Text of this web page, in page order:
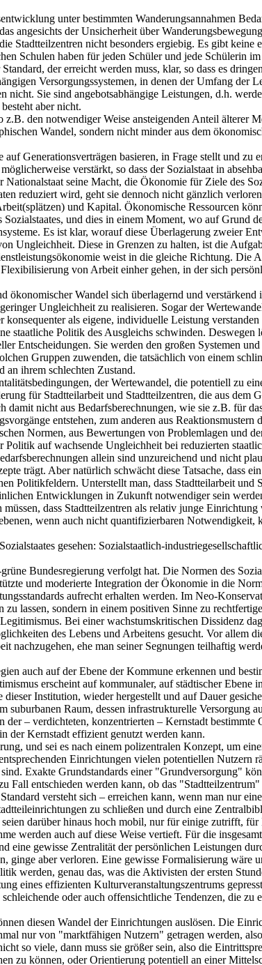
unter bestimmten Wanderungsannahmen
angesichts der Unsicherheit über
Stadtteilzentren nicht besonders ergiebig. Es gibt keine
Schulen haben für jeden Schüler und jede Schülerin
der erreicht werden muss, klar, so dass es
Versorgungssystemen, in denen der Umfang der
Sie sind angebotsabhängige Leistungen, d.h.
aber nicht.
den notwendiger Weise ansteigenden Anteil älterer
Wandel, sondern nicht minder aus dem
Generationsverträgen basieren, in Frage stellt und zu
verstärkt, so dass der Sozialstaat in
seine Macht, die Ökonomie für Ziele des
reduziert wird, geht sie dennoch nicht gänzlich
und Kapital. Ökonomische Ressourcen
und dies in einem Moment, wo auf Grund
Es ist klar, worauf diese Überlagerung zweier
Ungleichheit. Diese in Grenzen zu halten, ist die
weist in die gleiche Richtung. Die
von Arbeit einher gehen, in der sich
ökonomischer Wandel sich überlagernd und
Ungleichheit zu realisieren. Sogar der
als eigene, individuelle Leistung
staatliche Politik des Ausgleichs schwinden.
Entscheidungen. Sie werden den großen Systemen
Gruppen zuwenden, die tatsächlich von einem
ihrem schlechten Zustand.
der Wertewandel, die potentiell zu
für Stadtteilarbeit und Stadtteilzentren, die aus dem
nicht aus Bedarfsberechnungen, wie sie z.B. für
entstehen, zum anderen aus
Normen, aus Bewertungen von Problemlagen und
auf wachsende Ungleichheit bei reduzierten
allein sind unzureichend und nicht
trägt. Aber natürlich schwächt diese Tatsache, dass
Politikfeldern. Unterstellt man, dass Stadtteilarbeit
Entwicklungen in Zukunft notwendiger sein
dass Stadtteilzentren als relativ junge
wenn auch nicht quantifizierbaren
gesehen: Sozialstaatlich-
Bundesregierung verfolgt hat. Die Normen des
und moderierte Integration der Ökonomie in die
aufrecht erhalten werden. Im Neo-
lassen, sondern in einem positiven Sinne zu
Bei einer wachstumskritischen Dissidenz
des Lebens und Arbeitens gesucht. Vor allem
ehe man seiner Segnungen teilhaftig
auch auf der Ebene der Kommune erkennen und
erscheint auf kommunaler, auf städtischer
Institution, wieder hergestellt und auf Dauer
Raum, dessen infrastrukturelle Versorgung
– verdichteten, konzentrierten – Kernstadt bestimmte
der Kernstadt effizient genutzt werden kann.
und sei es nach einem polizentralen Konzept, um
Einrichtungen vielen potentiellen Nutzern
Exakte Grundstandards einer "Grundversorgung"
Fall entschieden werden kann, ob das
versteht sich – erreichen kann, wenn man nur
zu schließen und durch eine
darüber hinaus hoch mobil, nur für einige zutrifft,
werden auch auf diese Weise vertieft. Für die
gewisse Zentralität der persönlichen Leistungen
ginge aber verloren. Eine gewisse Formalisierung wäre
werden, genau das, was die Aktivisten der ersten
effizienten Kulturveranstaltungszentrums
oder auch offensichtliche Tendenzen, die
diesen Wandel der Einrichtungen auslösen. Die
nur von "marktfähigen Nutzern" getragen werden,
so viele, dann muss sie größer sein, also die
zu können, oder Orientierung potentiell an einer